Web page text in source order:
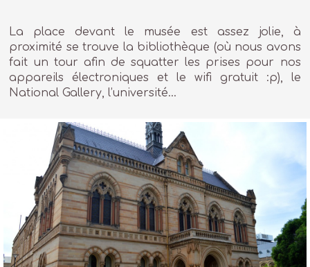
La place devant le musée est assez jolie, à
proximité se trouve la bibliothèque (où nous avons
fait un tour afin de squatter les prises pour nos
appareils électroniques et le wifi gratuit :p), le
National Gallery, l’université…